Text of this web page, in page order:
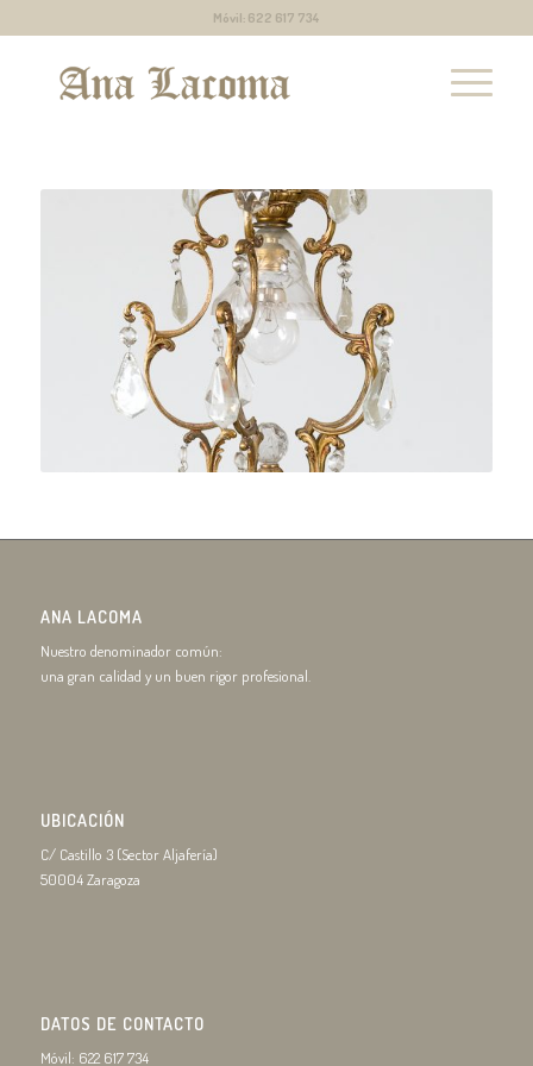
Móvil: 622 617 734
ANA LACOMA
Nuestro denominador común:
una gran calidad y un buen rigor profesional.
UBICACIÓN
C/ Castillo 3 (Sector Aljafería)
50004 Zaragoza
DATOS DE CONTACTO
Móvil: 622 617 734